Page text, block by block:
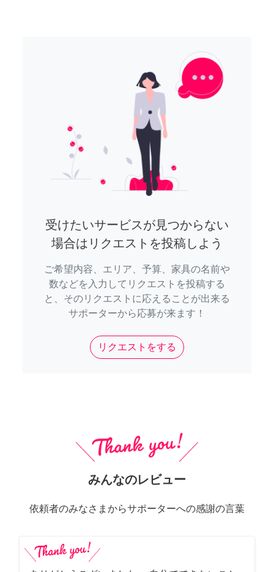
受けたいサービスが見つからない
場合はリクエストを投稿しよう
ご希望内容、エリア、予算、家具の名前や
数などを入力してリクエストを投稿する
と、そのリクエストに応えることが出来る
サポーターから応募が来ます！
リクエストをする
みんなのレビュー
依頼者のみなさまからサポーターへの感謝の言葉